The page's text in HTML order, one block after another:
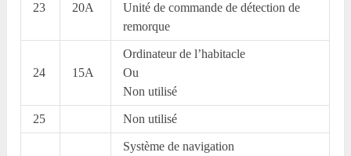
23 20A
Unité de commande de détection de
remorque
24 15A
Ordinateur de l’habitacle
Ou
Non utilisé
25 Non utilisé
Système de navigation